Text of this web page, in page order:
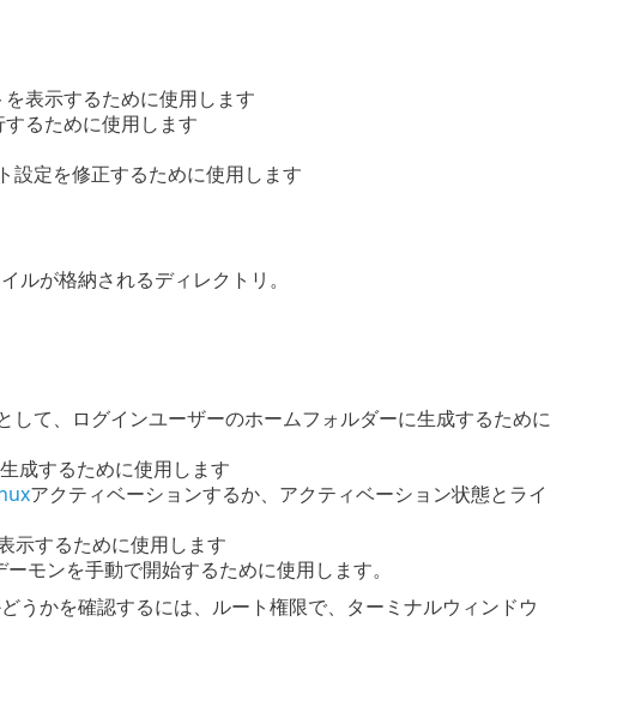
表示するために使用します
るために使用します
定を修正するために使用します
が格納されるディレクトリ。
て、ログインユーザーのホームフォルダーに生成するために
成するために使用します
アクティベーションするか、アクティベーション状態とライ
するために使用します
ンを手動で開始するために使用します。
かを確認するには、ルート権限で、ターミナルウィンドウ